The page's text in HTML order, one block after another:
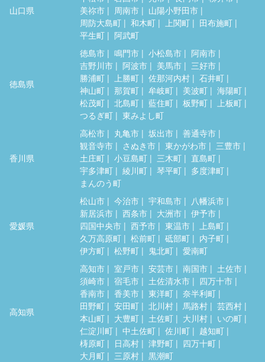
山口県
美祢市
周南市
山陽小野田市
周防大島町
和木町 上関町
田布施町
平生町
阿武町
徳島県
徳島市 鳴門市 小松島市
阿南市
吉野川市
阿波市 美馬市
三好市
勝浦町
上勝町 佐那河内村
石井町
神山町
那賀町 牟岐町 美波町
海陽町
松茂町
北島町 藍住町 板野町
上板町
つるぎ町
東みよし町
香川県
高松市 丸亀市 坂出市
善通寺市
観音寺市
さぬき市 東かがわ市
三豊市
土庄町
小豆島町 三木町
直島町
宇多津町
綾川町 琴平町
多度津町
まんのう町
愛媛県
松山市 今治市 宇和島市
八幡浜市
新居浜市
西条市 大洲市
伊予市
四国中央市
西予市 東温市
上島町
久万高原町
松前町 砥部町
内子町
伊方町
松野町 鬼北町 愛南町
高知県
高知市 室戸市 安芸市 南国市
土佐市
須崎市
宿毛市 土佐清水市
四万十市
香南市
香美市 東洋町
奈半利町
田野町
安田町 北川村 馬路村
芸西村
本山町
大豊町 土佐町 大川村
いの町
仁淀川町
中土佐町 佐川町
越知町
梼原町
日高村 津野町
四万十町
大月町
三原村 黒潮町